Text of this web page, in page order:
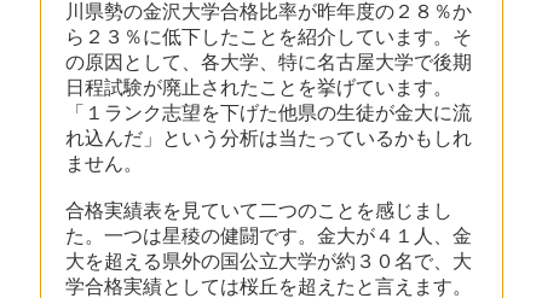
川県勢の金沢大学合格比率が昨年度の２８％か
ら２３％に低下したことを紹介しています。そ
の原因として、各大学、特に名古屋大学で後期
日程試験が廃止されたことを挙げています。
「１ランク志望を下げた他県の生徒が金大に流
れ込んだ」という分析は当たっているかもしれ
ません。
合格実績表を見ていて二つのことを感じまし
た。一つは星稜の健闘です。金大が４１人、金
大を超える県外の国公立大学が約３０名で、大
学合格実績としては桜丘を超えたと言えます。